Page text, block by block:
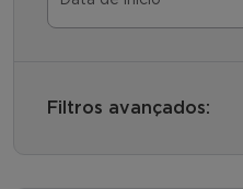
Filtros avançados: